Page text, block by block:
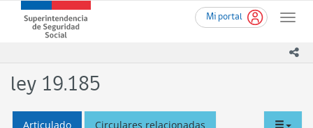
contenido
Mi portal
Toggle
Superintendencia
de
(SUSESO)
-
de
ley 19.185
Articulado Circulares relacionadas